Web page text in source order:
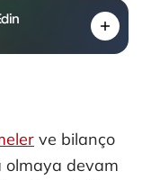
ve bilanço
olmaya devam